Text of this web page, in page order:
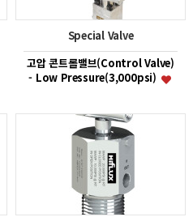
Special Valve
고압 콘트롤밸브(Control Valve)
- Low Pressure(3,000psi)